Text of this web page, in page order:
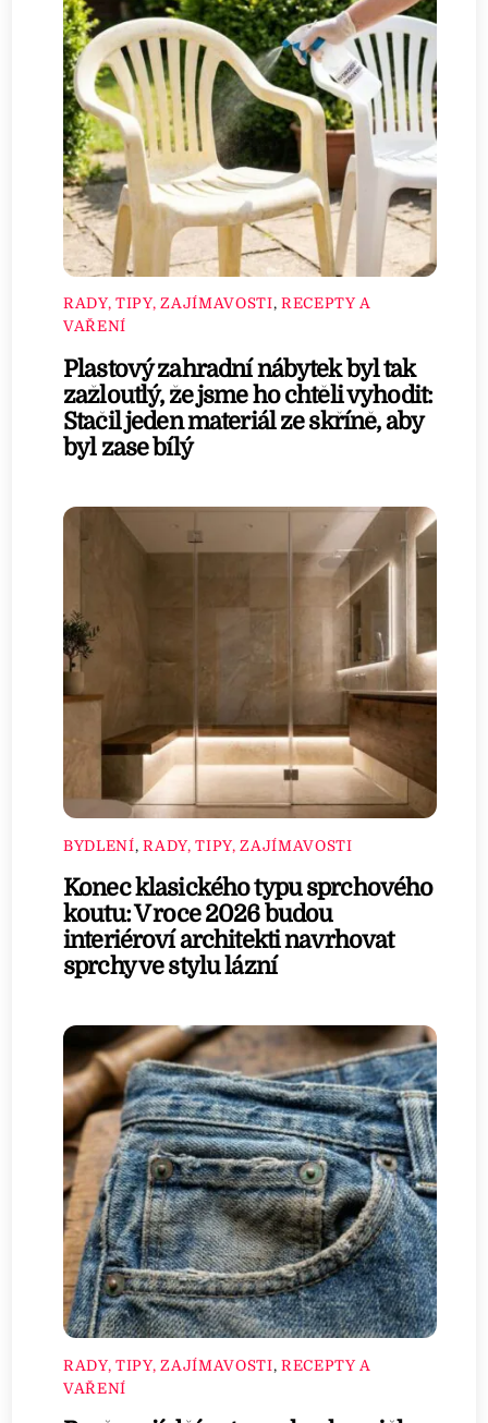
RADY, TIPY, ZAJÍMAVOSTI, RECEPTY A
VAŘENÍ
Plastový zahradní nábytek byl tak
zažloutlý, že jsme ho chtěli vyhodit:
Stačil jeden materiál ze skříně, aby
byl zase bílý
BYDLENÍ,RADY, TIPY, ZAJÍMAVOSTI
Konec klasického typu sprchového
koutu: V roce 2026 budou
interiéroví architekti navrhovat
sprchy ve stylu lázní
RADY, TIPY, ZAJÍMAVOSTI, RECEPTY A
VAŘENÍ